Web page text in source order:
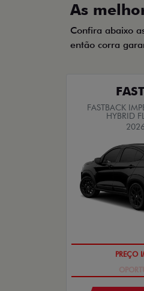
As
Confira abaixo
então corra
FASTBACK
HYBRID
PREÇO